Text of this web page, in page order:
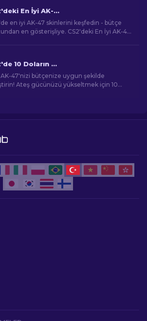
CS2'deki En İyi AK-47 Skinleri: Ucuza Pahalıya
en iyi AK-47 skinlerini keşfedin - bütçe
en gösterişliye. CS2'deki En İyi AK-47
CS2'de 10 Doların Altında En İyi Ucuz AK-47 Skinleri
AK-47'nizi bütçenize uygun şekilde
Ateş gücünüzü yükseltmek için 10